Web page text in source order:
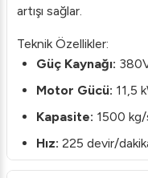
artışı sağlar.
Teknik Özellikler:
Güç Kaynağı:
Motor Gücü: 11,5
Kapasite: 1500
Hız: 225 devir/
Malzeme: